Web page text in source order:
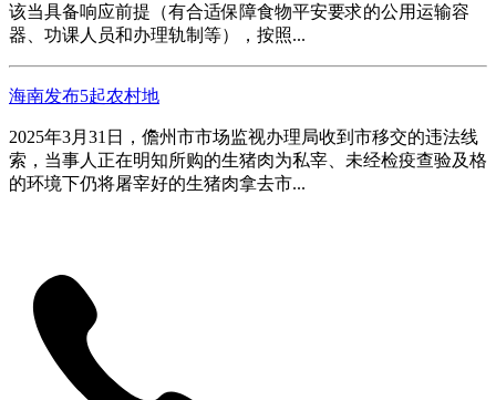
该当具备响应前提（有合适保障食物平安要求的公用运输容
器、功课人员和办理轨制等），按照...
海南发布5起农村地
2025年3月31日，儋州市市场监视办理局收到市移交的违法线
索，当事人正在明知所购的生猪肉为私宰、未经检疫查验及格
的环境下仍将屠宰好的生猪肉拿去市...